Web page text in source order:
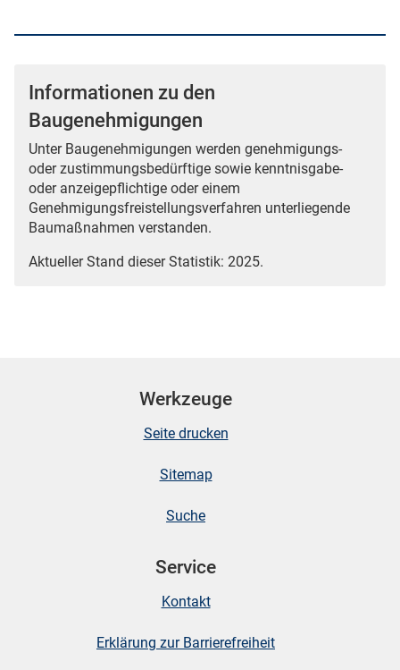
Informationen zu den
Baugenehmigungen
Unter Baugenehmigungen werden genehmigungs-
oder zustimmungsbedürftige sowie kenntnisgabe-
oder anzeigepflichtige oder einem
Genehmigungsfreistellungsverfahren unterliegende
Baumaßnahmen verstanden.
Aktueller Stand dieser Statistik: 2025.
Werkzeuge
Seite drucken
Sitemap
Suche
Service
Kontakt
Erklärung zur Barrierefreiheit